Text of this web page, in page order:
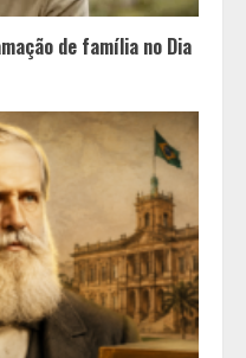
de família no Dia